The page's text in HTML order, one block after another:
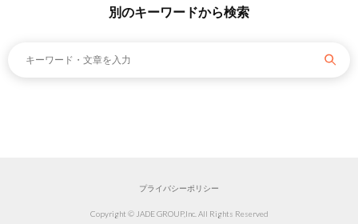
別のキーワードから検索
プライバシーポリシー
Copyright © JADE GROUP,Inc. All Rights Reserved